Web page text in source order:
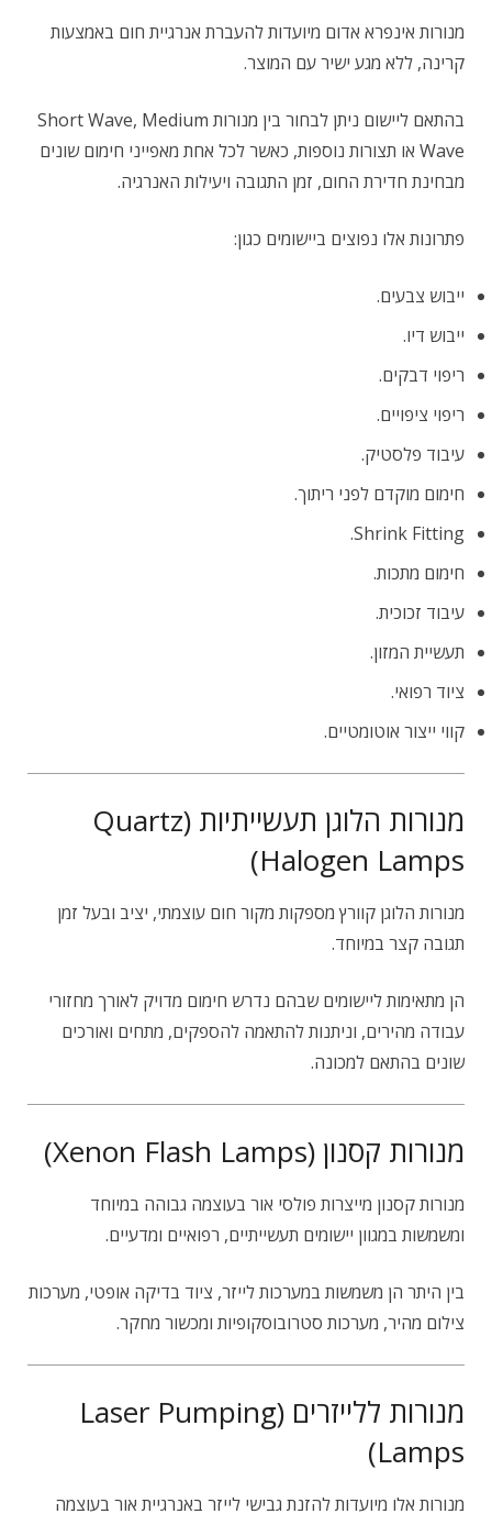
מנורות אינפרא אדום מיועדות להעברת אנרגיית חום באמצעות
קרינה, ללא מגע ישיר עם המוצר.
בהתאם ליישום ניתן לבחור בין מנורות Short Wave, Medium
Wave או תצורות נוספות, כאשר לכל אחת מאפייני חימום שונים
מבחינת חדירת החום, זמן התגובה ויעילות האנרגיה.
פתרונות אלו נפוצים ביישומים כגון:
ייבוש צבעים.
ייבוש דיו.
ריפוי דבקים.
ריפוי ציפויים.
עיבוד פלסטיק.
חימום מוקדם לפני ריתוך.
Shrink Fitting.
חימום מתכות.
עיבוד זכוכית.
תעשיית המזון.
ציוד רפואי.
קווי ייצור אוטומטיים.
מנורות הלוגן תעשייתיות (Quartz
Halogen Lamps)
מנורות הלוגן קוורץ מספקות מקור חום עוצמתי, יציב ובעל זמן
תגובה קצר במיוחד.
הן מתאימות ליישומים שבהם נדרש חימום מדויק לאורך מחזורי
עבודה מהירים, וניתנות להתאמה להספקים, מתחים ואורכים
שונים בהתאם למכונה.
מנורות קסנון (Xenon Flash Lamps)
מנורות קסנון מייצרות פולסי אור בעוצמה גבוהה במיוחד
ומשמשות במגוון יישומים תעשייתיים, רפואיים ומדעיים.
בין היתר הן משמשות במערכות לייזר, ציוד בדיקה אופטי, מערכות
צילום מהיר, מערכות סטרובוסקופיות ומכשור מחקר.
מנורות ללייזרים (Laser Pumping
Lamps)
מנורות אלו מיועדות להזנת גבישי לייזר באנרגיית אור בעוצמה